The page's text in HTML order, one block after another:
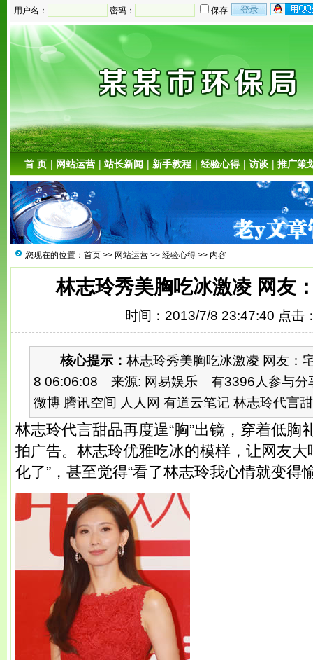
用户名： 密码： 保存
首 页 | 网站运营 |站长新闻 | 新手教程 | 经验心得 | 访谈 | 推广策
您现在的位置： 首页 >> 网站运营 >> 经验心得 >> 内容
林志玲秀美胸吃冰激凌 网友
时间：2013/7/8 23:47:40 点击
核心提示： 林志玲秀美胸吃冰激凌 网友：
8 06:06:08 来源: 网易娱乐 有3396人参与分
微博 腾讯空间 人人网 有道云笔记 林志玲代言甜
林志玲代言甜品再度逞“胸”出镜，穿着低胸
拍广告。林志玲优雅吃冰的模样，让网友大
化了”，甚至觉得“看了林志玲我心情就变得